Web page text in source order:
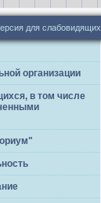
для слабовидящих
организации
в том числе